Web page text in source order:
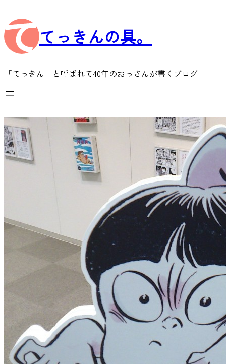
容
を
ス
ッ
てっきんの具。
「てっきん」と呼ばれて40年のおっさんが書くブログ